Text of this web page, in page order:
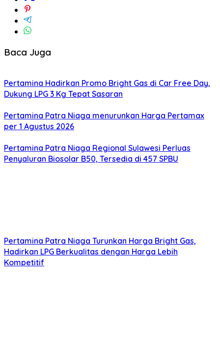
Baca Juga
Pertamina Hadirkan Promo Bright Gas di Car Free Day,
Dukung LPG 3 Kg Tepat Sasaran
Pertamina Patra Niaga menurunkan Harga Pertamax
per 1 Agustus 2026
Pertamina Patra Niaga Regional Sulawesi Perluas
Penyaluran Biosolar B50, Tersedia di 457 SPBU
Pertamina Patra Niaga Turunkan Harga Bright Gas,
Hadirkan LPG Berkualitas dengan Harga Lebih
Kompetitif